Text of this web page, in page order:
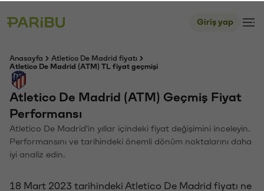
Giriş yap
Anasayfa
Atletico De Madrid fiyatı
Atletico De Madrid (ATM) TL fiyat geçmişi
Atletico De Madrid (ATM) Geçmiş Fiyat
Performansı
Atletico De Madrid'in yıllar içindeki fiyat değişimini inceleyin.
Performansını ve tarihindeki önemli dönüm noktalarını daha
iyi analiz edin.
18 Mart 2023 tarihindeki Atletico De Madrid fiyatı ne